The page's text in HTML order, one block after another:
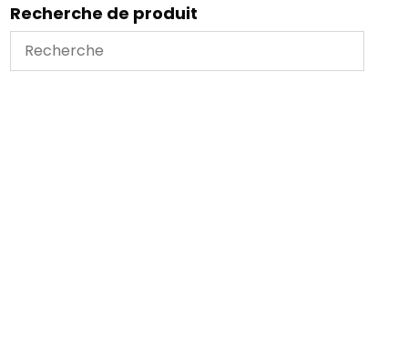
Recherche de produit